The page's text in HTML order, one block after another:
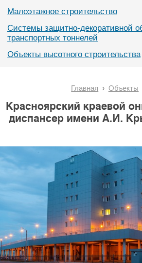
Малоэтажное строительство
Системы защитно-декоративной
транспортных тоннелей
Объекты высотного строительства
Главная Объекты
Красноярский краевой
диспансер имени А.И.